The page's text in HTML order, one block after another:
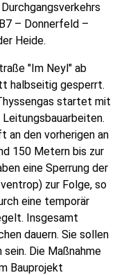
– Donnerfeld –
Heide.
"Im Neyl" ab
halbseitig gesperrt.
startet mit
an den vorherigen an
150 Metern bis zur
eine Sperrung der
zur Folge, so
eine temporär
Insgesamt
dauern. Sie sollen
Die Maßnahme
Bauprojekt